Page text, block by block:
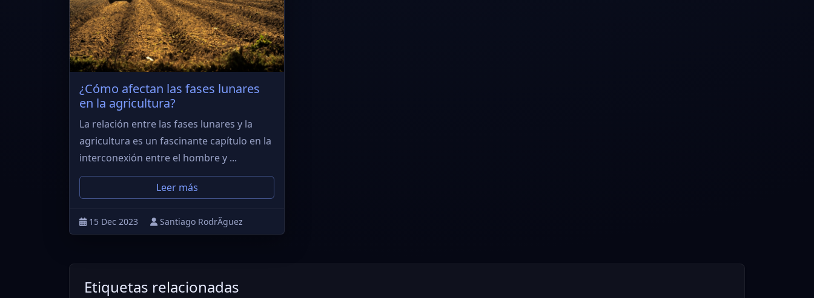
¿Cómo afectan las fases lunares
en la agricultura?
La relación entre las fases lunares y la
agricultura es un fascinante capítulo en la
interconexión entre el hombre y ...
Leer más
15 Dec 2023 Santiago RodrÃ­guez
Etiquetas relacionadas